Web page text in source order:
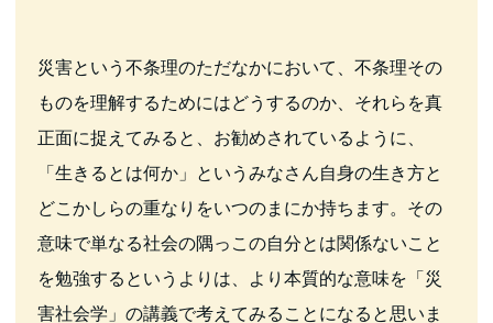
災害という不条理のただなかにおいて、不条理その
ものを理解するためにはどうするのか、それらを真
正面に捉えてみると、お勧めされているように、
「生きるとは何か」というみなさん自身の生き方と
どこかしらの重なりをいつのまにか持ちます。その
意味で単なる社会の隅っこの自分とは関係ないこと
を勉強するというよりは、より本質的な意味を「災
害社会学」の講義で考えてみることになると思いま